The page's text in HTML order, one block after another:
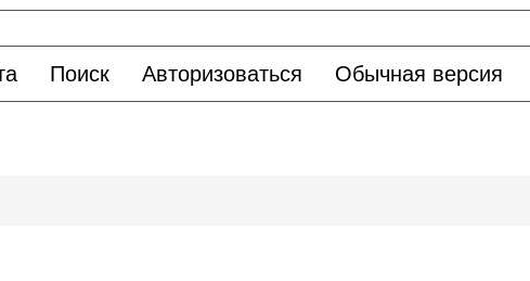
Поиск Авторизоваться Обычная версия